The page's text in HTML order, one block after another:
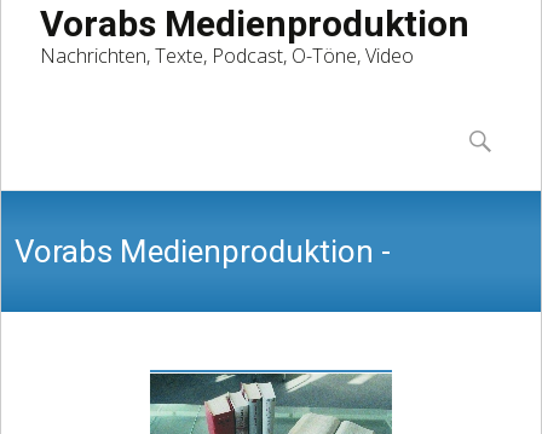
Vorabs Medienproduktion
Nachrichten, Texte, Podcast, O-Töne, Video
content
Suchen
nach:
Vorabs Medienproduktion -
Nachrichten, Texte, Podcast, O-Töne,